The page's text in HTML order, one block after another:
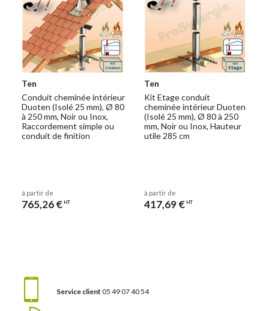
Ten
Conduit cheminée intérieur
Duoten (Isolé 25 mm), Ø 80
à 250 mm, Noir ou Inox,
Raccordement simple ou
conduit de finition
à partir de
765,26 € HT
Ten
Kit Etage conduit
cheminée intérieur Duoten
(Isolé 25 mm), Ø 80 à 250
mm, Noir ou Inox, Hauteur
utile 285 cm
à partir de
417,69 € HT
Service client 05 49 07 40 54